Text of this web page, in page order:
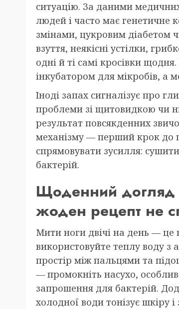
ситуацію. За даними медичних
людей і часто має генетичне
змінами, цукровим діабетом
взуття, неякісні устілки,
одні й ті самі кросівки
інкубатором для мікробів, а
Іноді запах сигналізує про
проблеми зі щитовидкою чи
результат повсякденних
механізму — перший крок до
спрямовувати зусилля:
бактерій.
Щоденний догляд
жоден рецепт не
Мити ноги двічі на день — це
використовуйте теплу воду
простір між пальцями та
— промокніть насухо,
запрошення для бактерій.
холодної води тонізує шкіру